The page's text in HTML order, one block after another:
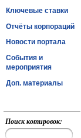
Ключевые ставки
Отчёты корпораций
Новости портала
События и
мероприятия
Доп. материалы
Поиск котировок: